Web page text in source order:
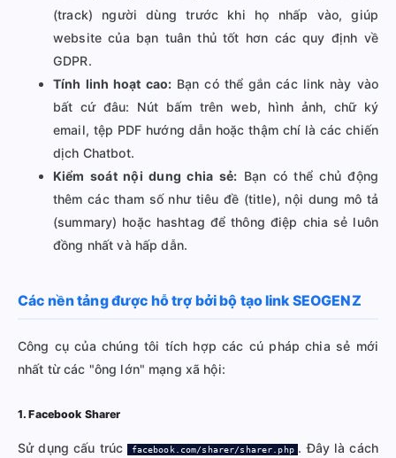
(track) người dùng trước khi họ nhấp vào, giúp
website của bạn tuân thủ tốt hơn các quy định về
GDPR.
Tính linh hoạt cao: Bạn có thể gắn các link này vào
bất cứ đâu: Nút bấm trên web, hình ảnh, chữ ký
email, tệp PDF hướng dẫn hoặc thậm chí là các chiến
dịch Chatbot.
Kiểm soát nội dung chia sẻ:Bạn có thể chủ động
thêm các tham số như tiêu đề (title), nội dung mô tả
(summary) hoặc hashtag để thông điệp chia sẻ luôn
đồng nhất và hấp dẫn.
Các nền tảng được hỗ trợ bởi bộ tạo link SEOGENZ
Công cụ của chúng tôi tích hợp các cú pháp chia sẻ mới
nhất từ các "ông lớn" mạng xã hội:
1. Facebook Sharer
Sử dụng cấu trúc facebook.com/sharer/sharer.php . Đây là cách